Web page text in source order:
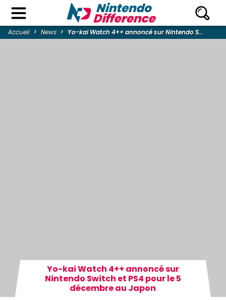
Accueil News Yo-kai Watch 4++ annoncé sur Nintendo S...
Yo-kai Watch 4++ annoncé sur
Nintendo Switch et PS4 pour le 5
décembre au Japon